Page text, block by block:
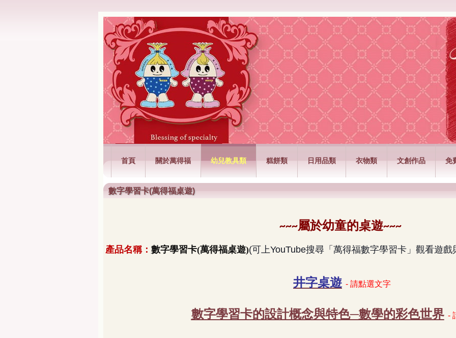
萬得福興業有限公司
首頁 關於萬得福 幼兒教具類 糕餅類 日用品類 衣物類 文創作品 免
數字學習卡(萬得福桌遊)
~~~屬於幼童的桌遊~~~
產品名稱： 數字學習卡(萬得福桌遊)(可上YouTube搜尋「萬得福數字學習卡」觀看遊戲
井字桌遊 - 請點選文字
數字學習卡的設計概念與特色─數學的彩色世界 -